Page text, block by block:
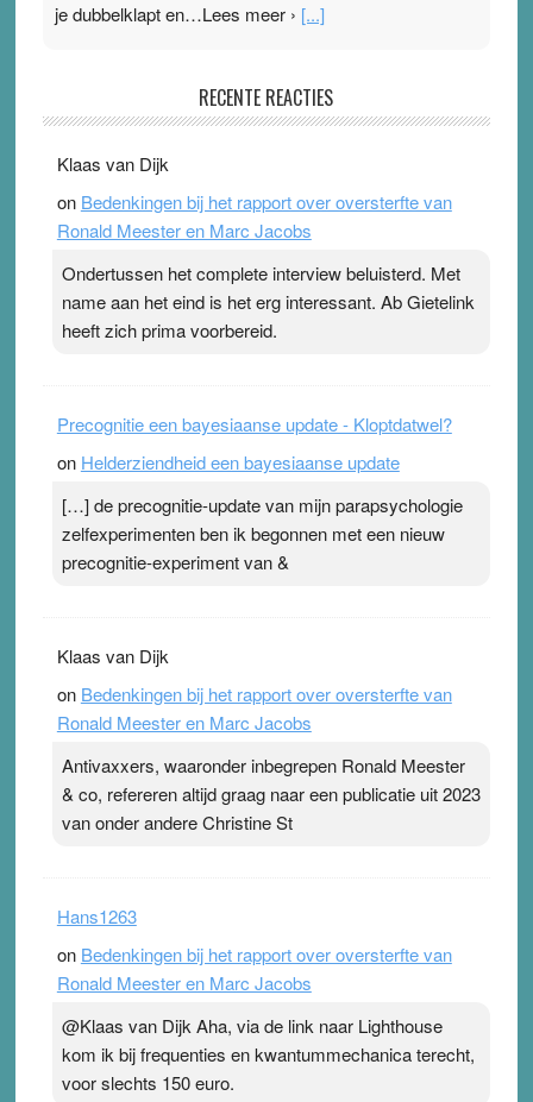
je dubbelklapt en…Lees meer › [...]
Ward van Beek
topsporters. Ze hopen ermee hun hartslag te verlagen
terwijl ze meer zuurstof opnemen. Daarop heeft zo’n
pleister geen effect. Maar het gevoel ‘makkelijker te
Pleisterplakkers in de topspsort ›[...]
RECENTE REACTIES
Klaas van Dijk
on Bedenkingen bij het rapport over oversterfte van
Ronald Meester en Marc Jacobs
Ondertussen het complete interview beluisterd. Met
name aan het eind is het erg interessant. Ab Gietelink
heeft zich prima voorbereid.
Precognitie een bayesiaanse update - Kloptdatwel?
on Helderziendheid een bayesiaanse update
[…] de precognitie-update van mijn parapsychologie
zelfexperimenten ben ik begonnen met een nieuw
precognitie-experiment van &
Klaas van Dijk
on Bedenkingen bij het rapport over oversterfte van
Ronald Meester en Marc Jacobs
Antivaxxers, waaronder inbegrepen Ronald Meester
& co, refereren altijd graag naar een publicatie uit 2023
van onder andere Christine St
Hans1263
on Bedenkingen bij het rapport over oversterfte van
Ronald Meester en Marc Jacobs
@Klaas van Dijk Aha, via de link naar Lighthouse
kom ik bij frequenties en kwantummechanica terecht,
voor slechts 150 euro.